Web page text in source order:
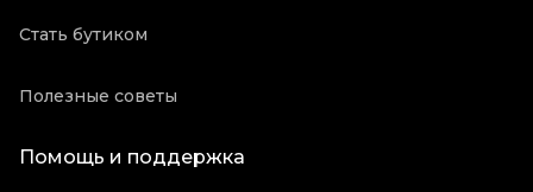
Стать бутиком
Полезные советы
Помощь и поддержка